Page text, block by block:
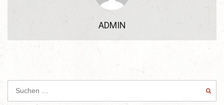
ADMIN